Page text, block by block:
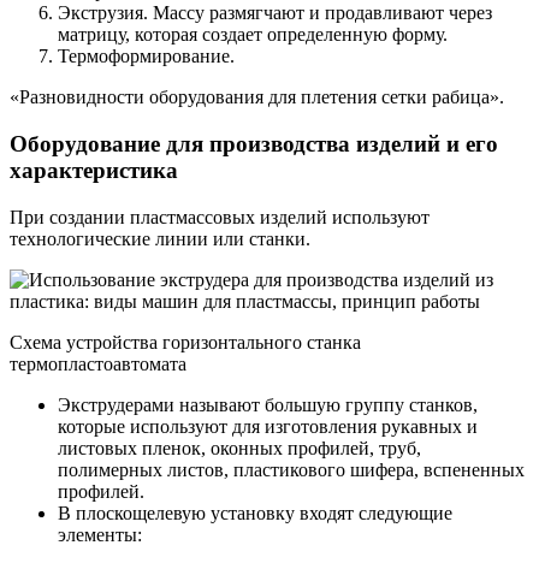
Экструзия. Массу размягчают и продавливают через
матрицу, которая создает определенную форму.
Термоформирование.
«Разновидности оборудования для плетения сетки рабица».
Оборудование для производства изделий и его
характеристика
При создании пластмассовых изделий используют
технологические линии или станки.
Схема устройства горизонтального станка
термопластоавтомата
Экструдерами называют большую группу станков,
которые используют для изготовления рукавных и
листовых пленок, оконных профилей, труб,
полимерных листов, пластикового шифера, вспененных
профилей.
В плоскощелевую установку входят следующие
элементы: